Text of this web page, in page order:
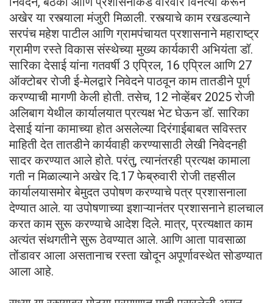
अखेर या रस्त्याला मंजुरी मिळाली. रस्त्याचे काम रखडल्याने
सरपंच महेश पाटील आणि ग्रामपंचायत प्रशासनाने महाराष्ट्र
ग्रामीण रस्ते विकास संस्थेच्या मुख्य कार्यकारी अभियंता डॉ.
सारिका देसाई यांना गतवर्षी 3 एप्रिल, 16 एप्रिल आणि 27
ऑक्टोबर रोजी ई-मेलद्वारे निवेदने पाठवून काम तातडीने पूर्ण
करण्याची मागणी केली होती. तसेच, 12 नोव्हेंबर 2025 रोजी
अलिबाग येथील कार्यालयात प्रत्यक्ष भेट घेऊन डॉ. सारिका
देसाई यांना कामाच्या होत असलेल्या दिरंगाईबाबत सविस्तर
माहिती देत तातडीने कार्यवाही करण्यासाठी लेखी निवेदनही
सादर करण्यात आले होते. परंतु, त्यानंतरही प्रत्यक्ष कामाला
गती न मिळाल्याने अखेर दि.17 फेब्रुवारी रोजी तहसील
कार्यालयासमोर बेमुदत उपोषण करण्याचे पत्र प्रशासनाला
देण्यात आले. या उपोषणाच्या इशाऱ्यानंतर प्रशासनाने हालचाल
करत काम सुरू करण्याचे आदेश दिले. मात्र, प्रत्यक्षात काम
अत्यंत संथगतीने सुरू ठेवण्यात आले. आणि आता पावसाळा
तोंडावर आला असतानाच रस्ता खोदून अपूर्णावस्थेत सोडण्यात
आला आहे.